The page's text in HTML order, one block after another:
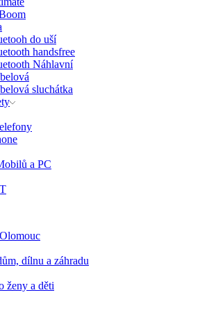
do uší
handsfree
Náhlavní
sluchátka
a PC
dílnu a záhradu
ženy a děti